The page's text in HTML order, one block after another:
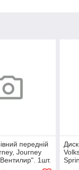
передній
Journey
1шт.